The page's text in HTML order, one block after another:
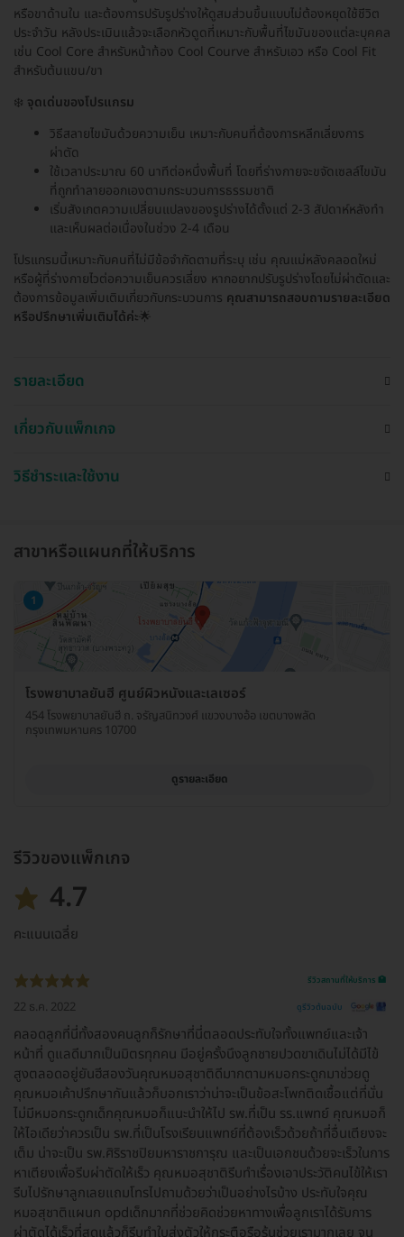
หรือขาด้านใน และต้องการปรับรูปร่างให้ดูสมส่วนขึ้นแบบไม่ต้องหยุดใช้ชีวิต
ประจำวัน หลังประเมินแล้วจะเลือกหัวดูดที่เหมาะกับพื้นที่ไขมันของแต่ละบุคคล
เช่น Cool Core สำหรับหน้าท้อง Cool Courve สำหรับเอว หรือ Cool Fit
สำหรับต้นแขน/ขา
❄️ จุดเด่นของโปรแกรม
วิธีสลายไขมันด้วยความเย็น เหมาะกับคนที่ต้องการหลีกเลี่ยงการ
ผ่าตัด
ใช้เวลาประมาณ 60 นาทีต่อหนึ่งพื้นที่ โดยที่ร่างกายจะขจัดเซลล์ไขมัน
ที่ถูกทำลายออกเองตามกระบวนการธรรมชาติ
เริ่มสังเกตความเปลี่ยนแปลงของรูปร่างได้ตั้งแต่ 2-3 สัปดาห์หลังทำ
และเห็นผลต่อเนื่องในช่วง 2-4 เดือน
โปรแกรมนี้เหมาะกับคนที่ไม่มีข้อจำกัดตามที่ระบุ เช่น คุณแม่หลังคลอดใหม่
หรือผู้ที่ร่างกายไวต่อความเย็นควรเลี่ยง หากอยากปรับรูปร่างโดยไม่ผ่าตัดและ
ต้องการข้อมูลเพิ่มเติมเกี่ยวกับกระบวนการ คุณสามารถสอบถามรายละเอียด
หรือปรึกษาเพิ่มเติมได้ค่ะ🌟
รายละเอียด
เกี่ยวกับแพ็กเกจ
วิธีชำระและใช้งาน
สาขาหรือแผนกที่ให้บริการ
1
โรงพยาบาลยันฮี ศูนย์ผิวหนังและเลเซอร์
454 โรงพยาบาลยันฮี ถ. จรัญสนิทวงศ์ แขวงบางอ้อ เขตบางพลัด
กรุงเทพมหานคร 10700
ดูรายละเอียด
รีวิวของแพ็กเกจ
4.7
คะแนนเฉลี่ย
รีวิวสถานที่ให้บริการ 🏥
22 ธ.ค. 2022 ดูรีวิวต้นฉบับ
คลอดลูกที่นี่ทั้งสองคนลูกก็รักษาที่นี่ตลอดประทับใจทั้งแพทย์และเจ้า
หน้าที่ ดูแลดีมากเป็นมิตรทุกคน มีอยู่ครั้งนึงลูกชายปวดขาเดินไม่ได้มีไข้
สูงตลอดอยู่ยันฮีสองวันคุณหมอสุชาติดีมากตามหมอกระดูกมาช่วยดู
คุณหมอเค้าปรึกษากันแล้วก็บอกเราว่าน่าจะเป็นข้อสะโพกติดเชื้อแต่ที่นั่น
ไม่มีหมอกระดูกเด็กคุณหมอก็แนะนำให้ไป รพ.ที่เป็น รร.แพทย์ คุณหมอก็
ให้ไอเดียว่าควรเป็น รพ.ที่เป็นโรงเรียนแพทย์ที่ต้องเร็วด้วยถ้าที่อื่นเตียงจะ
เต็ม น่าจะเป็น รพ.ศิริราชปิยมหาราชการุณ และเป็นเอกชนด้วยจะเร็วในการ
หาเตียงเพื่อรีบผ่าตัดให้เร็ว คุณหมอสุชาติรีบทำเรื่องเอาประวัติคนไข้ให้เรา
รีบไปรักษาลูกเลยแถมโทรไปถามด้วยว่าเป็นอย่างไรบ้าง ประทับใจคุณ
หมอสุชาติแผนก opdเด็กมากที่ช่วยคิดช่วยหาทางเพื่อลูกเราได้รับการ